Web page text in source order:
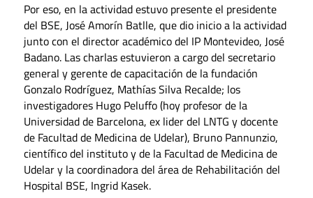
Por eso, en la actividad estuvo presente el presidente
del BSE, José Amorín Batlle, que dio inicio a la actividad
junto con el director académico del IP Montevideo, José
Badano. Las charlas estuvieron a cargo del secretario
general y gerente de capacitación de la fundación
Gonzalo Rodríguez, Mathías Silva Recalde; los
investigadores Hugo Peluffo (hoy profesor de la
Universidad de Barcelona, ex lider del LNTG y docente
de Facultad de Medicina de Udelar), Bruno Pannunzio,
científico del instituto y de la Facultad de Medicina de
Udelar y la coordinadora del área de Rehabilitación del
Hospital BSE, Ingrid Kasek.